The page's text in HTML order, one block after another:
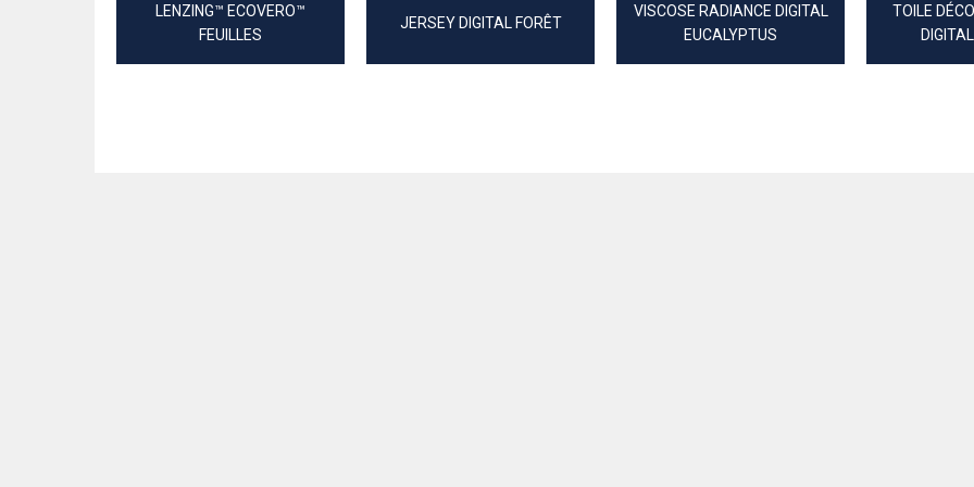
LENZING™ ECOVERO™
FEUILLES
JERSEY DIGITAL FORÊT
VISCOSE RADIANCE DIGITAL
EUCALYPTUS
TOILE